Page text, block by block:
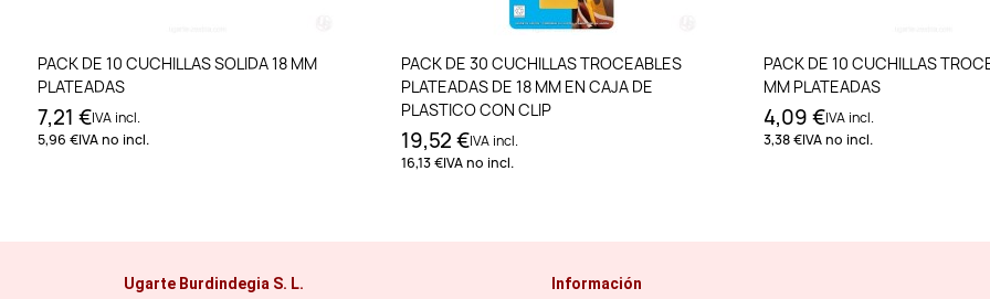
Añadir al carrito
PACK DE 10 CUCHILLAS SOLIDA 18 MM
PLATEADAS
7,21 €IVA incl.
5,96 €IVA no incl.
Añadir al carrito
PACK DE 30 CUCHILLAS TROCEABLES
PLATEADAS DE 18 MM EN CAJA DE
PLASTICO CON CLIP
19,52 €IVA incl.
16,13 €IVA no incl.
Añadir al
PACK DE 10 CUCHILLAS
MM PLATEADAS
4,09 €IVA incl.
3,38 €IVA no incl.
Ugarte Burdindegia S. L. Información